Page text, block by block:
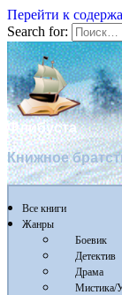
Перейти к
Search for:
Флибуста
Книжное
Все книги
Жанры
Боевик
Детектив
Драма
Мистика/